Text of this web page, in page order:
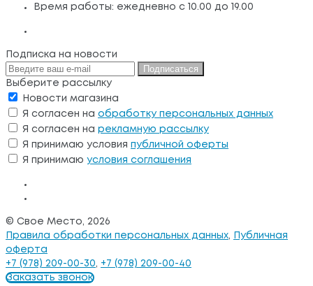
Время работы: ежедневно с 10.00 до 19.00
Подписка на новости
Подписаться
Выберите рассылку
Новости магазина
Я согласен на обработку персональных данных
Я согласен на рекламную рассылку
Я принимаю условия публичной оферты
Я принимаю условия соглашения
© Свое Место, 2026
Правила обработки персональных данных,
Публичная
оферта
+7 (978) 209-00-30, +7 (978) 209-00-40
Заказать звонок